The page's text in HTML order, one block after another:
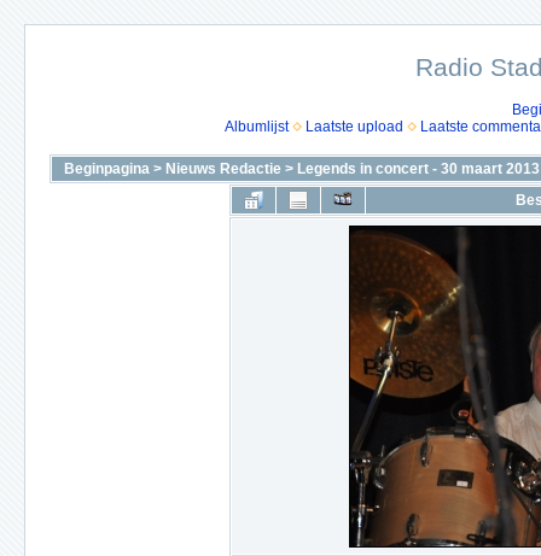
Radio
Albumlijst
Laatste upload Laatste
Beginpagina > Nieuws Redactie > Legends in concert - 30 maart 2013